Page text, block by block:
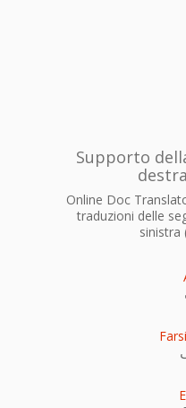
Supporto
Online Doc
traduzioni delle
sinistra